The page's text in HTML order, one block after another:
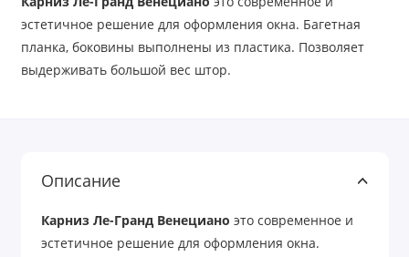
эстетичное решение для оформления окна. Багетная
планка, боковины выполнены из пластика. Позволяет
выдерживать большой вес штор.
Описание
Карниз Ле-Гранд Венециано это современное и
эстетичное решение для оформления окна.